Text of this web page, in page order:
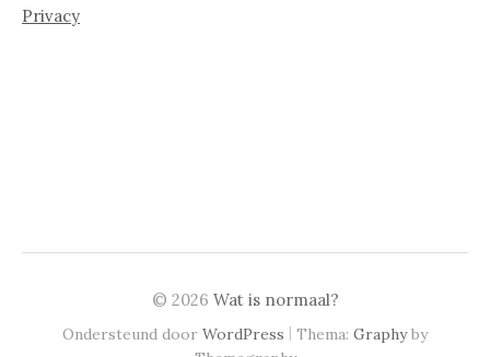
Privacy
© 2026 Wat is normaal?
Ondersteund door WordPress | Thema: Graphyby